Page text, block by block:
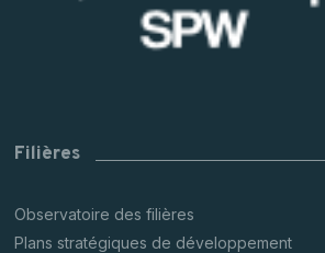
Filières
Observatoire des filières
Plans stratégiques de développement